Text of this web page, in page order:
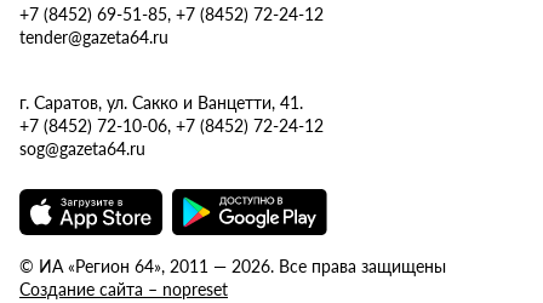
+7 (8452) 69-51-85, +7 (8452) 72-24-12
tender@gazeta64.ru
г. Саратов, ул. Сакко и Ванцетти, 41.
+7 (8452) 72-10-06, +7 (8452) 72-24-12
sog@gazeta64.ru
© ИА «Регион 64», 2011 — 2026. Все права защищены
Создание сайта – nopreset